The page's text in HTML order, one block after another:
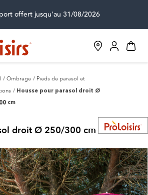
offert jusqu'au 31/08/2026
Ombrage
Pieds de parasol et
Housse pour parasol droit Ø
cm
droit Ø 250/300 cm